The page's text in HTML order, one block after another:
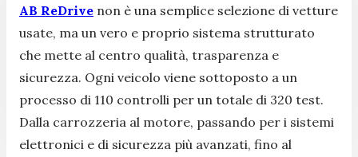
AB ReDrive non è una semplice selezione di vetture
usate, ma un vero e proprio sistema strutturato
che mette al centro qualità, trasparenza e
sicurezza. Ogni veicolo viene sottoposto a un
processo di 110 controlli per un totale di 320 test.
Dalla carrozzeria al motore, passando per i sistemi
elettronici e di sicurezza più avanzati, fino al